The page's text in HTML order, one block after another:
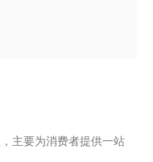
主要为消费者提供一站